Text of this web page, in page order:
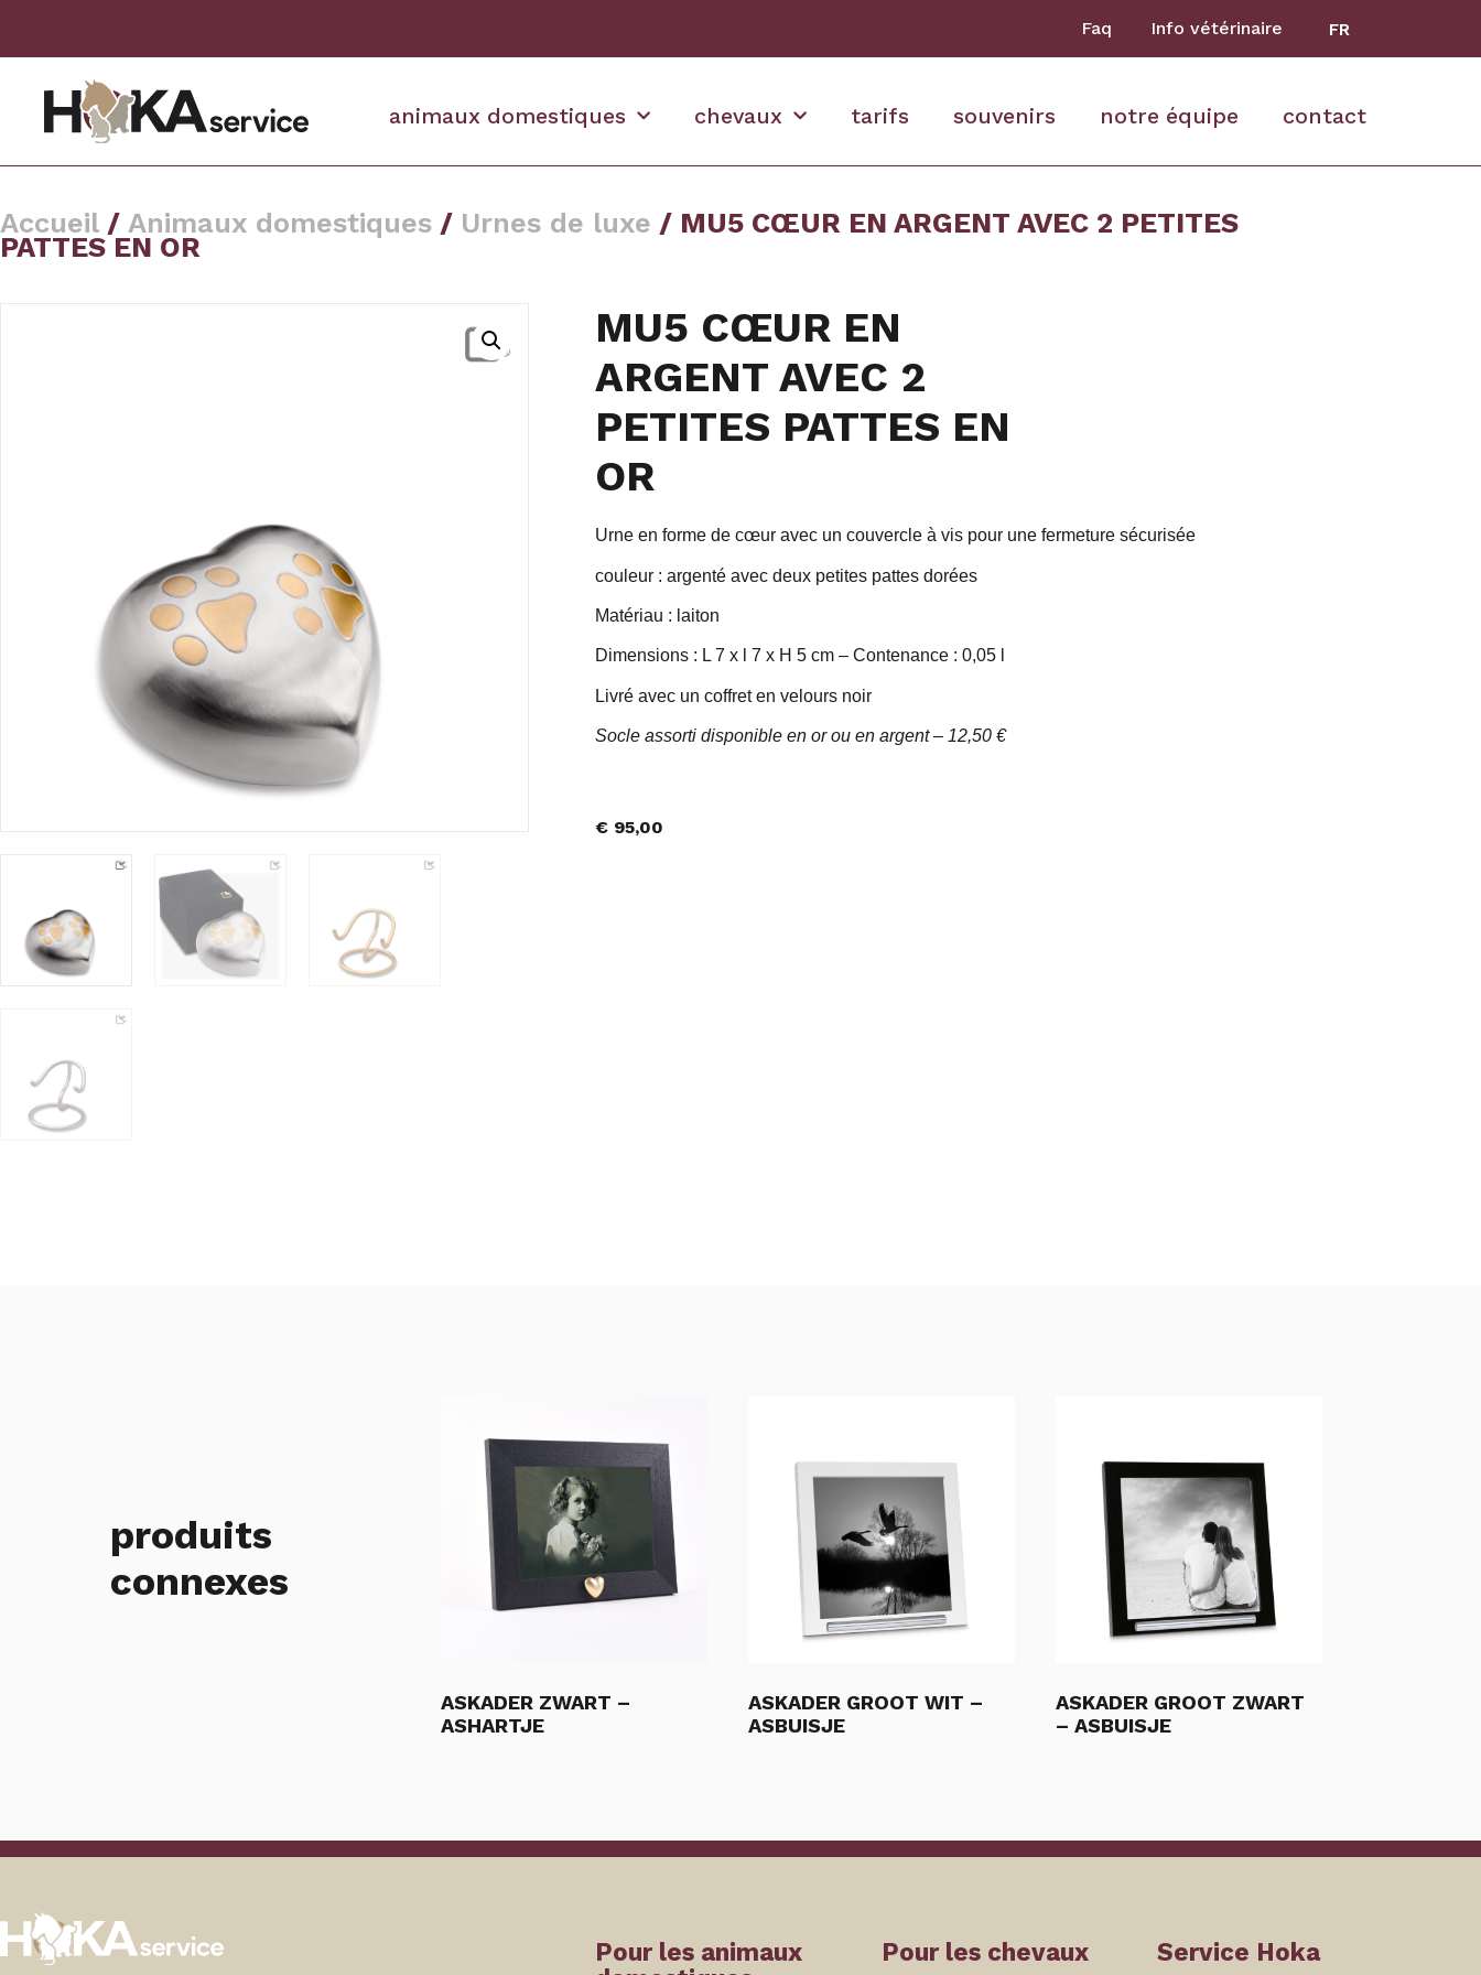
Faq Info vétérinaire FR
animaux domestiques chevaux tarifs souvenirs notre équipe contact
Accueil / Animaux domestiques / Urnes de luxe / MU5 CŒUR EN ARGENT AVEC 2 PETITES
PATTES EN OR
MU5 CŒUR EN
ARGENT AVEC 2
PETITES PATTES EN
OR
Urne en forme de cœur avec un couvercle à vis pour une fermeture sécurisée
couleur : argenté avec deux petites pattes dorées
Matériau : laiton
Dimensions : L 7 x l 7 x H 5 cm – Contenance : 0,05 l
Livré avec un coffret en velours noir
Socle assorti disponible en or ou en argent – 12,50 €
€ 95,00
produits
connexes
ASKADER ZWART –
ASHARTJE
ASKADER GROOT WIT –
ASBUISJE
ASKADER GROOT ZWART
– ASBUISJE
Pour les animaux
Pour les chevaux Service Hoka